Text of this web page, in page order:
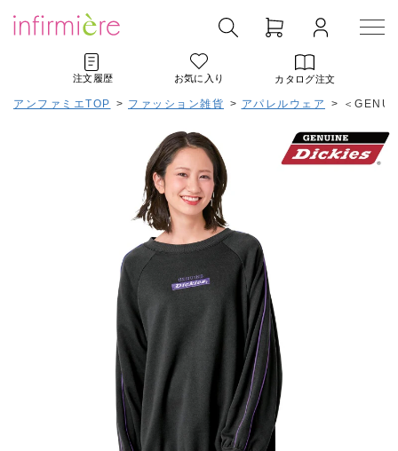
注文履歴 お気に入り カタログ注文
アンファミエTOP > ファッション雑貨 > アパレルウェア > ＜